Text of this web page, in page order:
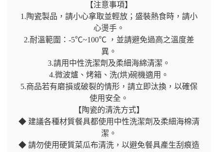
【注意事項】
1.陶瓷製品，請小心拿取並輕放；盛裝熱食時，請小
心燙手。
2.耐溫範圍：-5℃~100℃ ，並請避免過高之溫度差
異。
3.請用中性洗潔劑及柔細海綿清潔。
4.微波爐、烤箱、洗(烘)碗機適用。
5.商品若有磨損或破裂的情形，請立即汰換，以確保
使用安全。
【陶瓷的清洗方式】
◆ 建議各種材質餐具都使用中性洗潔劑及柔細海棉清
潔。
◆ 請勿使用硬質菜瓜布清洗，以避免餐具產生刮痕造